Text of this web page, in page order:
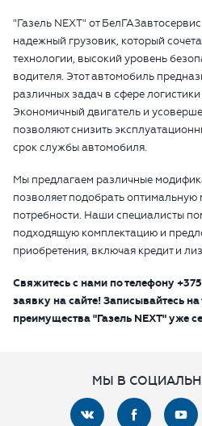
"Газель NEXT" от
надежный грузовик, который
технологии, высокий уровень
водителя. Этот автомобиль
различных задач в сфере логистики
Экономичный двигатель и
позволяют снизить
срок службы автомобиля.
Мы предлагаем различные
позволяет подобрать
потребности. Наши специалисты
подходящую комплектацию и
приобретения, включая кредит и
Свяжитесь с нами по телефону
заявку на сайте! Записывайтесь
преимущества "Газель NEXT" уже
МЫ В